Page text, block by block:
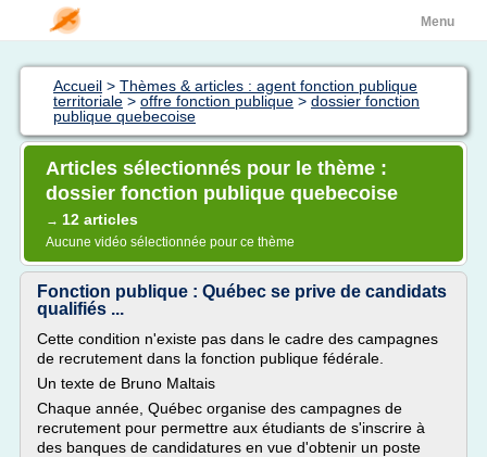
Menu
Accueil > Thèmes & articles : agent fonction publique
territoriale > offre fonction publique > dossier fonction
publique quebecoise
Articles sélectionnés pour le thème :
dossier fonction publique quebecoise
→ 12 articles
Aucune vidéo sélectionnée pour ce thème
Fonction publique : Québec se prive de candidats
qualifiés ...
Cette condition n'existe pas dans le cadre des campagnes
de recrutement dans la fonction publique fédérale.
Un texte de Bruno Maltais
Chaque année, Québec organise des campagnes de
recrutement pour permettre aux étudiants de s'inscrire à
des banques de candidatures en vue d'obtenir un poste